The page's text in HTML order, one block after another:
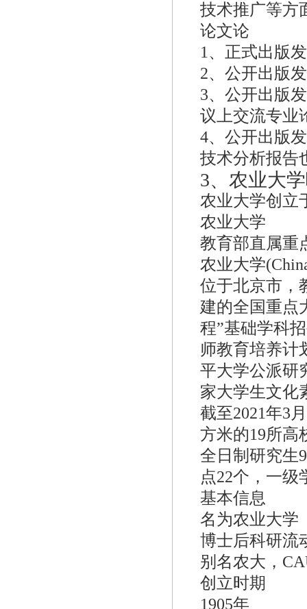
技术推广等方
论文论
1、正式出版
2、公开出版
3、公开出版
议上交流专业
4、公开出版
技术分析报告
3、 农业大
农业大学创立
农业大学
教育部直属重
农业大学
位于北京市，
建的全国重点
程”基础学科
师教育培养计
平大学公派研
家大学生文化
截至2021年3
方米的19所高
全日制研究生
点22个，一级
基本信息
名为农业大学
博士后科研流
别名农大，
创立时期
1905年